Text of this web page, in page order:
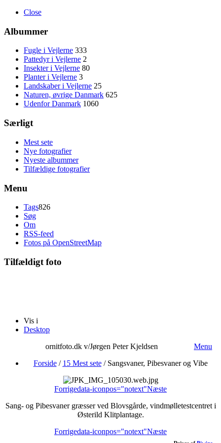
Close
Albummer
Fugle i Vejlerne 333
Pattedyr i Vejlerne 2
Insekter i Vejlerne 80
Planter i Vejlerne 3
Landskaber i Vejlerne 25
Naturen, øvrige Danmark 625
Udenfor Danmark 1060
Særligt
Mest sete
Nye fotografier
Nyeste albummer
Tilfældige fotografier
Menu
Tags826
Søg
Om
RSS-feed
Fotos på OpenStreetMap
Tilfældigt foto
Vis i
Desktop
ornitfoto.dk v/Jørgen Peter Kjeldsen
Menu
Forside/ 15 Mest sete/ Sangsvaner, Pibesvaner og Vibe
Forrigedata-iconpos="notext"Næste
Sang- og Pibesvaner græsser ved Blovsgårde, vindmølletestcentret i
Østerild Klitplantage.
Forrigedata-iconpos="notext"Næste